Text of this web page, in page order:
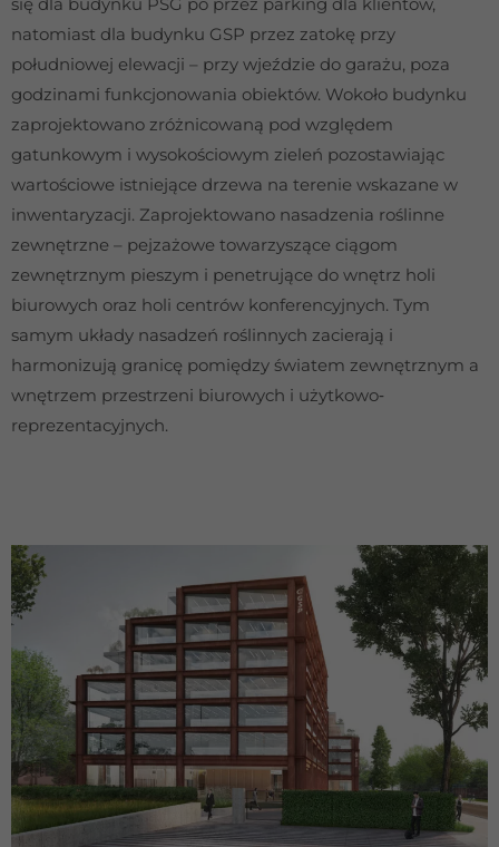
natomiast dla budynku GSP przez zatokę przy
południowej elewacji – przy wjeździe do garażu, poza
godzinami funkcjonowania obiektów. Wokoło budynku
zaprojektowano zróżnicowaną pod względem
gatunkowym i wysokościowym zieleń pozostawiając
wartościowe istniejące drzewa na terenie wskazane w
inwentaryzacji. Zaprojektowano nasadzenia roślinne
zewnętrzne – pejzażowe towarzyszące ciągom
zewnętrznym pieszym i penetrujące do wnętrz holi
biurowych oraz holi centrów konferencyjnych. Tym
samym układy nasadzeń roślinnych zacierają i
harmonizują granicę pomiędzy światem zewnętrznym a
wnętrzem przestrzeni biurowych i użytkowo‐
reprezentacyjnych.